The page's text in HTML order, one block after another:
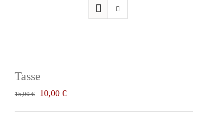
Tasse
15,00€
Ursprünglicher
Preis
10,00 €Aktueller
Preis